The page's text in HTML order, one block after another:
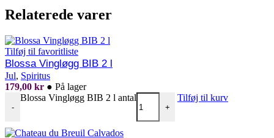
Relaterede varer
Tilføj til favoritliste
Blossa Vingløgg BIB 2 l
Jul, Spiritus
179,00 kr ● På lager
-
Blossa Vingløgg BIB 2 l antal
+
Tilføj til kurv